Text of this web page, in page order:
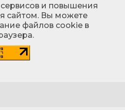
и повышения
сайтом. Вы можете
файлов cookie в